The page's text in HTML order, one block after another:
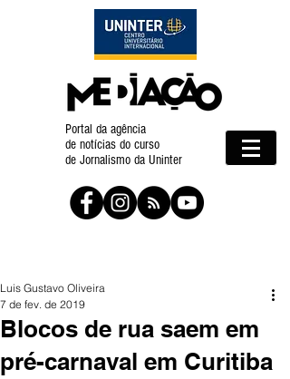
Portal da agência
de notícias do curso
de Jornalismo da Uninter
Blocos de rua saem em
pré-carnaval em Curitiba
Luis Gustavo Oliveira
7 de fev. de 2019